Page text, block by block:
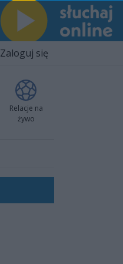
Zaloguj się
Relacje na
żywo